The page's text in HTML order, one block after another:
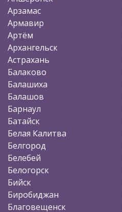
Арзамас
Армавир
Артём
Архангельск
Астрахань
Балаково
Балашиха
Балашов
Барнаул
Батайск
Белая Калитва
Белгород
Белебей
Белогорск
Бийск
Биробиджан
Благовещенск